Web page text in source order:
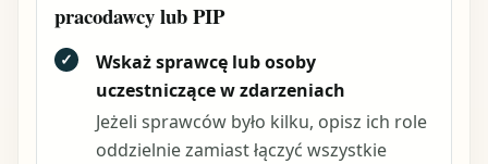
pracodawcy lub PIP
✓
Wskaż sprawcę lub osoby
uczestniczące w zdarzeniach
Jeżeli sprawców było kilku, opisz ich role
oddzielnie zamiast łączyć wszystkie